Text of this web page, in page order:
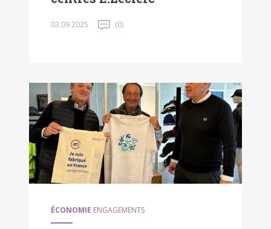
03.09.2025 (0)
ÉCONOMIE ENGAGEMENTS